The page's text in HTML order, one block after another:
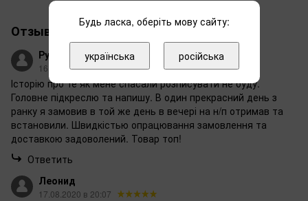
Отзывы
Руслан
16.01.2025 в 07:35
Історію про те як мене спасали розписувати не буду.
Головне підкреслю та напишу. В один прекрасний день з
ранку я замовив в той же день в вечері на н/п отримав та
встановили. Швидкістью опрацювання замовлення та
доставкою задоволений. Товар топ!
Ответить
Леонид
17.08.2020 в 20:07
Будь ласка, оберіть мову сайту:
українська російська